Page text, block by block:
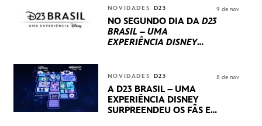
INTERNACIONAIS E
PRODUÇÕES BRASILEIRAS
NOVIDADES D23
NO SEGUNDO DIA DA D23
BRASIL – UMA
EXPERIÊNCIA DISNEY
STUDIOS REVELARAM
PRÉVIAS E NOVIDADES
DOS SEUS PRÓXIMOS
LANÇAMENTOS
9 de nov
NOVIDADES D23
A D23 BRASIL – UMA
EXPERIÊNCIA DISNEY
SURPREENDEU OS FÃS EM
8 de nov